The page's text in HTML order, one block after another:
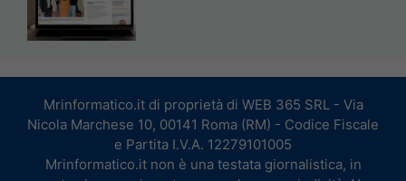
Mrinformatico.it di proprietà di WEB 365 SRL - Via
Nicola Marchese 10, 00141 Roma (RM) - Codice Fiscale
e Partita I.V.A. 12279101005
Mrinformatico.it non è una testata giornalistica, in